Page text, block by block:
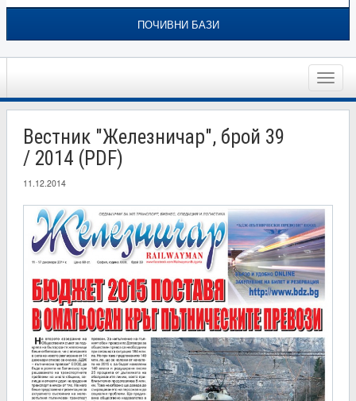
ПОЧИВНИ БАЗИ
Toggle
Вестник "Железничар", брой 39
/ 2014 (PDF)
11.12.2014